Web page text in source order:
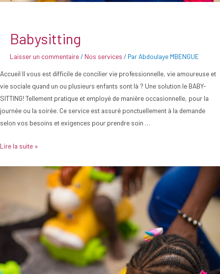
Babysitting
Laisser un commentaire/ Nos services / Par Abdoulaye MBENGUE
Accueil Il vous est difficile de concilier vie professionnelle, vie amoureuse et
vie sociale quand un ou plusieurs enfants sont là ? Une solution le BABY-
SITTING! Tellement pratique et employé de manière occasionnelle, pour la
journée ou la soirée. Ce service est assuré ponctuellement à la demande
selon vos besoins et exigences pour prendre soin …
Lire la suite »